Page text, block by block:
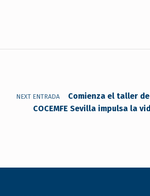
NEXT ENTRADA
Comienza el taller
COCEMFE Sevilla impulsa la